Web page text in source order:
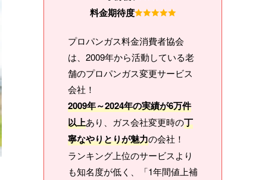
料金期待度
プロパンガス料金消費者協会
は、2009年から活動している老
舗のプロパンガス変更サービス
会社！
2009年～2024年の実績が6万件
以上あり、ガス会社変更時の丁
寧なやりとりが魅力の会社！
ランキング上位のサービスより
も知名度が低く、「1年間値上補